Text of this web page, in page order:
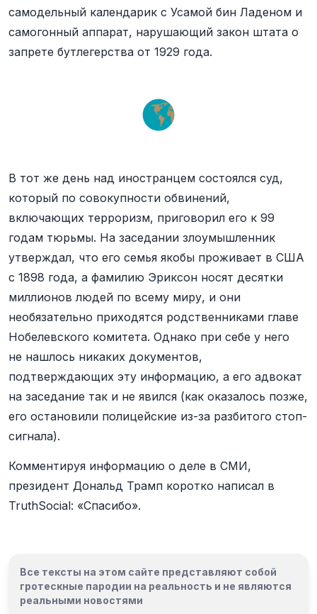
самодельный календарик с Усамой бин Ладеном и
самогонный аппарат, нарушающий закон штата о
запрете бутлегерства от 1929 года.
В тот же день над иностранцем состоялся суд,
который по совокупности обвинений,
включающих терроризм, приговорил его к 99
годам тюрьмы. На заседании злоумышленник
утверждал, что его семья якобы проживает в США
с 1898 года, а фамилию Эриксон носят десятки
миллионов людей по всему миру, и они
необязательно приходятся родственниками главе
Нобелевского комитета. Однако при себе у него
не нашлось никаких документов,
подтверждающих эту информацию, а его адвокат
на заседание так и не явился (как оказалось позже,
его остановили полицейские из-за разбитого стоп-
сигнала).
Комментируя информацию о деле в СМИ,
президент Дональд Трамп коротко написал в
TruthSocial: «Спасибо».
Все тексты на этом сайте представляют собой
гротескные пародии на реальность и не являются
реальными новостями